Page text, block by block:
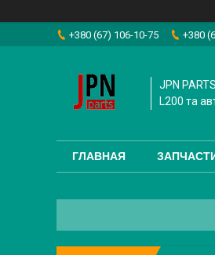
+380 (67) 106-10-75 +380
JPN
L200 та
ГЛАВНАЯ